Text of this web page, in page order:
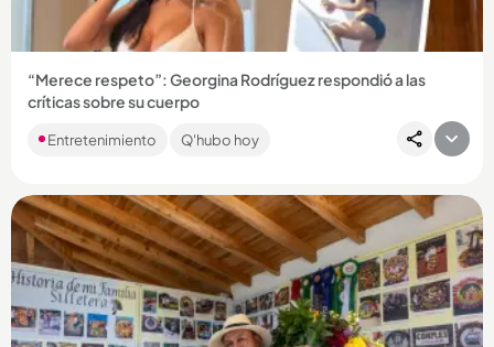
“Merece respeto”: Georgina Rodríguez respondió a las
críticas sobre su cuerpo
“Amo mis curvas”, dijo la empresaria, y contó lo que le dijo su
esposo Cristiano al respecto....
Entretenimiento Q'hubo hoy
Compartir Noticia